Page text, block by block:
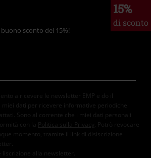
15%
di sconto
sconto del 15%!
a ricevere le newsletter EMP e do il
miei dati per ricevere informative periodiche
Sono al corrente che i miei dati personali
con la
Politica sulla Privacy
. Potrò revocare
momento, tramite il link di disiscrizione
alla newsletter.